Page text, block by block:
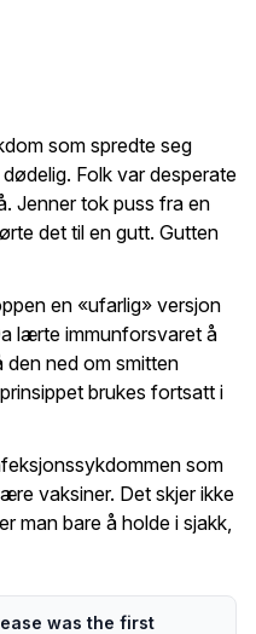
som spredte seg
Folk var desperate
Jenner tok puss fra en
det til en gutt. Gutten
en «ufarlig» versjon
lærte immunforsvaret å
den ned om smitten
brukes fortsatt i
som
vaksiner. Det skjer ikke
man bare å holde i sjakk,
was the first